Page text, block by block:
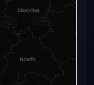
не е налична.
карта →